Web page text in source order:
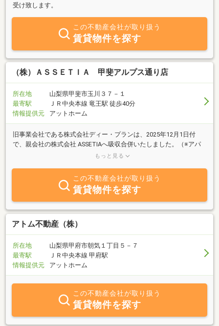
受け致します。
この不動産会社が取り扱う
賃貸物件を探す
（株）ＡＳＳＥＴＩＡ 甲斐アルプス通り店
所在地
山梨県甲斐市玉川３７－１
最寄駅
ＪＲ中央本線 竜王駅 徒歩40分
情報提供元
アットホーム
旧事業会社である株式会社ディー・プランは、2025年12月1日付
で、親会社の株式会社 ASSETIAへ吸収合併いたしました。（※アパ
マンショップ甲斐アルプス通り店は継続 して加盟をし営業をしてお
の業務効率化および経営資源の最適化を図り、より質の高い賃貸管
理・仲介サービスを継続して提供することを目的とするものでござ
います。地域密着で30年以上培ってきた実績と本社のノウハウを生
かし、より一層のサービス向上に努めてまいります。今後も変わら
ぬお引き立てのほどお願い申し上げます。山梨県の賃貸物件管理・
お部屋探しならアパマンショップ甲斐アルプス通り店 株式会社
もっと見る
この不動産会社が取り扱う
賃貸物件を探す
アトム不動産（株）
所在地
山梨県甲府市朝気１丁目５－７
最寄駅
ＪＲ中央本線 甲府駅
情報提供元
アットホーム
この不動産会社が取り扱う
賃貸物件を探す